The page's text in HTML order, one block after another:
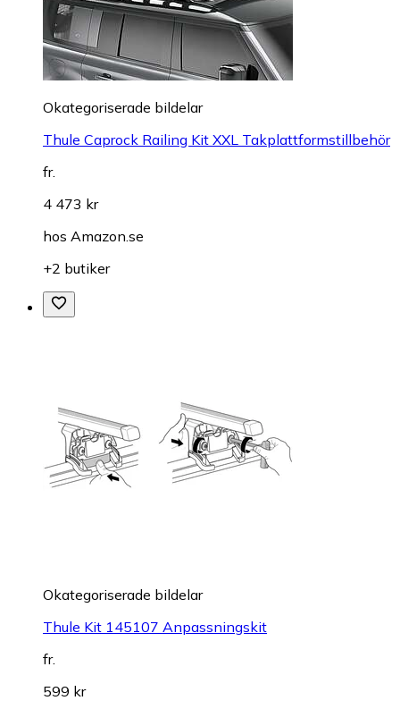
Okategoriserade bildelar
Thule Caprock Railing Kit XXL Takplattformstillbehör
fr.
4 473 kr
hos Amazon.se
+2 butiker
Okategoriserade bildelar
Thule Kit 145107 Anpassningskit
fr.
599 kr